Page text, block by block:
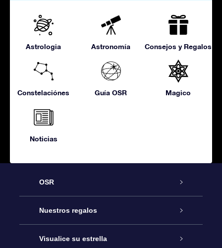
Astrologia Astronomía Consejos y Regalos
Constelaciónes Guía OSR Magico
Noticias
OSR
Atención
Contáctanos
Nuestros regalos
Regalo Estrella Online
Visualice su estrella